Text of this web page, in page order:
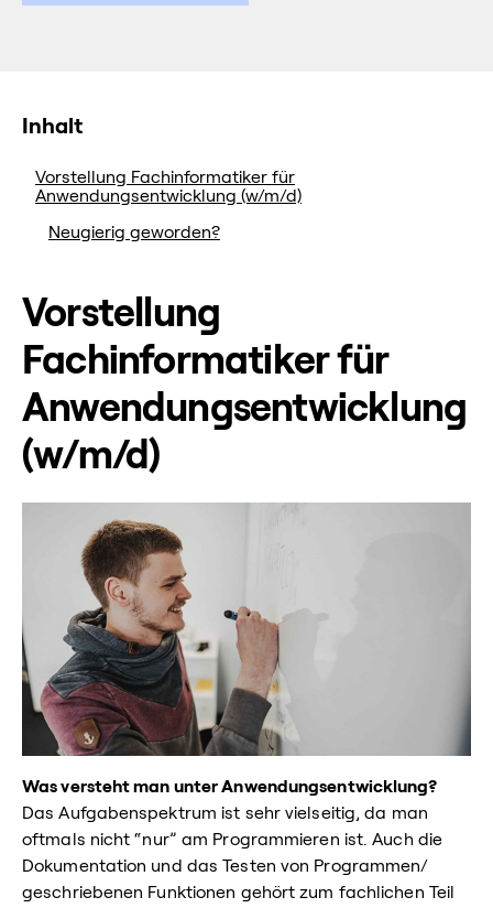
Inhalt
Vorstellung Fachinformatiker für
Anwendungsentwicklung (w/m/d)
Neugierig geworden?
Vorstellung
Fachinformatiker für
Anwendungsentwicklung
(w/m/d)
Was versteht man unter Anwendungsentwicklung?
Das Aufgabenspektrum ist sehr vielseitig, da man
oftmals nicht “nur” am Programmieren ist. Auch die
Dokumentation und das Testen von Programmen/
geschriebenen Funktionen gehört zum fachlichen Teil